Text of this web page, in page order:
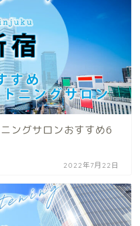
ングサロンおすすめ6
2022年7月22日